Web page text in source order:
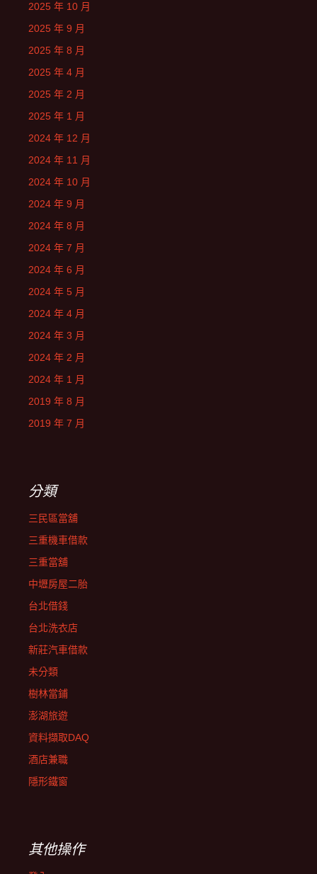
2025 年 10 月
2025 年 9 月
2025 年 8 月
2025 年 4 月
2025 年 2 月
2025 年 1 月
2024 年 12 月
2024 年 11 月
2024 年 10 月
2024 年 9 月
2024 年 8 月
2024 年 7 月
2024 年 6 月
2024 年 5 月
2024 年 4 月
2024 年 3 月
2024 年 2 月
2024 年 1 月
2019 年 8 月
2019 年 7 月
分類
三民區當舖
三重機車借款
三重當舖
中壢房屋二胎
台北借錢
台北洗衣店
新莊汽車借款
未分類
樹林當鋪
澎湖旅遊
資料擷取DAQ
酒店兼職
隱形鐵窗
其他操作